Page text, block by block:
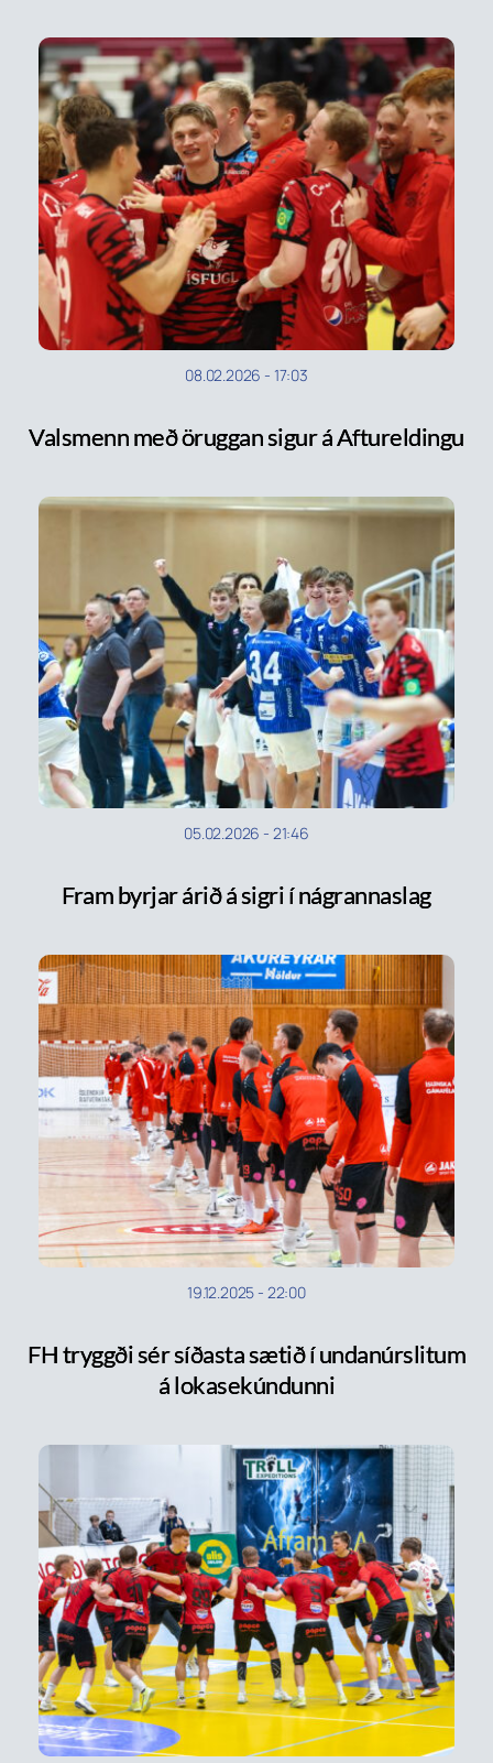
08.02.2026 - 17:03
Valsmenn með öruggan sigur á Aftureldingu
05.02.2026 - 21:46
Fram byrjar árið á sigri í nágrannaslag
19.12.2025 - 22:00
FH tryggði sér síðasta sætið í undanúrslitum
á lokasekúndunni